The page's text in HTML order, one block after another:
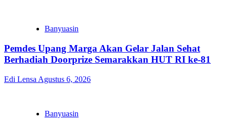
Banyuasin
Pemdes Upang Marga Akan Gelar Jalan Sehat
Berhadiah Doorprize Semarakkan HUT RI ke-81
Edi Lensa Agustus 6, 2026
Banyuasin